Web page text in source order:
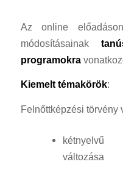
Az online
módosításainak
programokra
Kiemelt témakörök:
Felnőttképzési törvény
kétnyelvű
változása